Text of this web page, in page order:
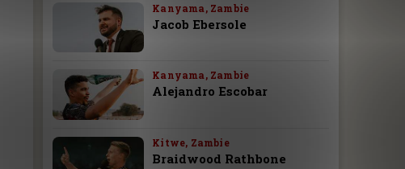
Kanyama, Zambie
Jacob Ebersole
Kanyama, Zambie
Alejandro Escobar
Kitwe, Zambie
Braidwood Rathbone